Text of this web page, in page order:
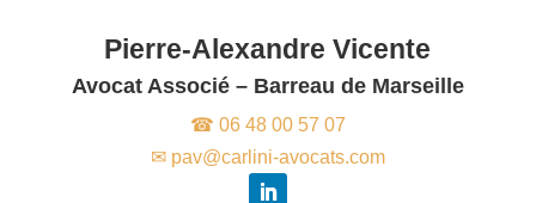
Pierre-Alexandre Vicente
Avocat Associé – Barreau de Marseille
☎ 06 48 00 57 07
✉ pav@carlini-avocats.com